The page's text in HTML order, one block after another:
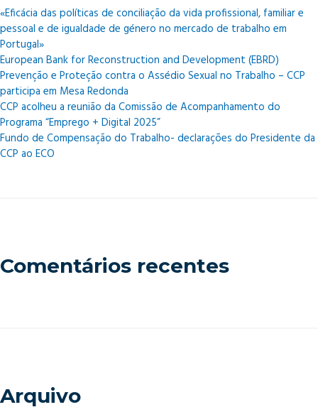
“Regressar”
«Eficácia das políticas de conciliação da vida profissional, familiar e
pessoal e de igualdade de género no mercado de trabalho em
Portugal»
European Bank for Reconstruction and Development (EBRD)
Prevenção e Proteção contra o Assédio Sexual no Trabalho – CCP
participa em Mesa Redonda
CCP acolheu a reunião da Comissão de Acompanhamento do
Programa “Emprego + Digital 2025”
Fundo de Compensação do Trabalho- declarações do Presidente da
CCP ao ECO
Comentários recentes
Arquivo